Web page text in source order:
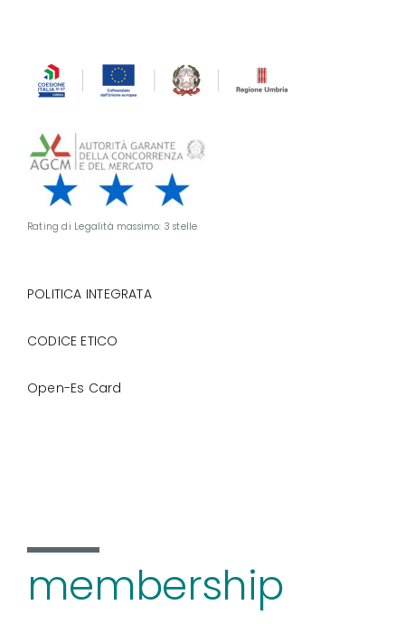
Rating di Legalità massimo: 3 stelle
POLITICA INTEGRATA
CODICE ETICO
Open-Es Card
membership